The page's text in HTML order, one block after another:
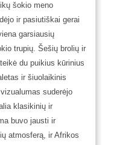
šokio meno
ir pasiutiškai gerai
garsiausių
trupių. Šešių brolių ir
du puikius kūrinius
ir šiuolaikinis
suderėjo
klasikinių ir
buvo jausti ir
atmosferą, ir Afrikos